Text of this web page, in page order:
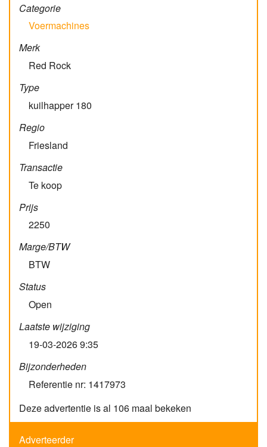
Categorie
Voermachines
Merk
Red Rock
Type
kuilhapper 180
Regio
Friesland
Transactie
Te koop
Prijs
2250
Marge/BTW
BTW
Status
Open
Laatste wijziging
19-03-2026 9:35
Bijzonderheden
Referentie nr: 1417973
Deze advertentie is al 106 maal bekeken
Adverteerder